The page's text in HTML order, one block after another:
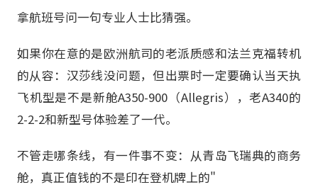
拿航班号问一句专业人士比猜强。
如果你在意的是欧洲航司的老派质感和法兰克福转机
的从容：汉莎线没问题，但出票时一定要确认当天执
飞机型是不是新舱A350-900（Allegris），老A340的
2-2-2和新型号体验差了一代。
不管走哪条线，有一件事不变：从青岛飞瑞典的商务
舱，真正值钱的不是印在登机牌上的"